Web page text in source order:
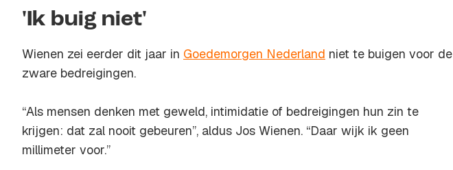
'Ik buig niet'
Wienen zei eerder dit jaar in Goedemorgen Nederland niet te buigen voor de
zware bedreigingen.
“Als mensen denken met geweld, intimidatie of bedreigingen hun zin te
krijgen: dat zal nooit gebeuren”, aldus Jos Wienen. “Daar wijk ik geen
millimeter voor.”